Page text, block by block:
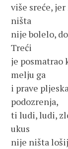
više sreće,
ništa
nije bolelo,
Treći
je posmatrao
melju ga
i prave
podozrenja,
ti ludi, ludi,
ukus
nije ništa